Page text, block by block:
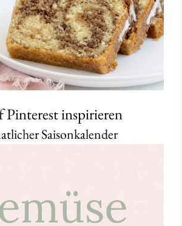
Pinterest inspirieren
Saisonkalender